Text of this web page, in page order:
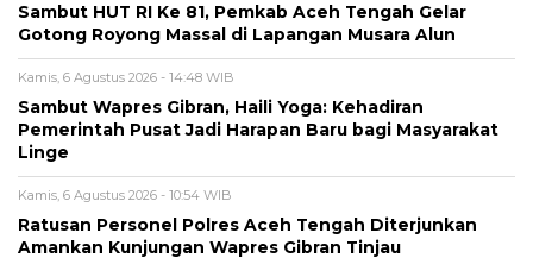
Sambut HUT RI Ke 81, Pemkab Aceh Tengah Gelar
Gotong Royong Massal di Lapangan Musara Alun
Kamis, 6 Agustus 2026 - 14:48 WIB
‎Sambut Wapres Gibran, Haili Yoga: Kehadiran
Pemerintah Pusat Jadi Harapan Baru bagi Masyarakat
Linge
Kamis, 6 Agustus 2026 - 10:54 WIB
Ratusan Personel Polres Aceh Tengah Diterjunkan
Amankan Kunjungan Wapres Gibran Tinjau